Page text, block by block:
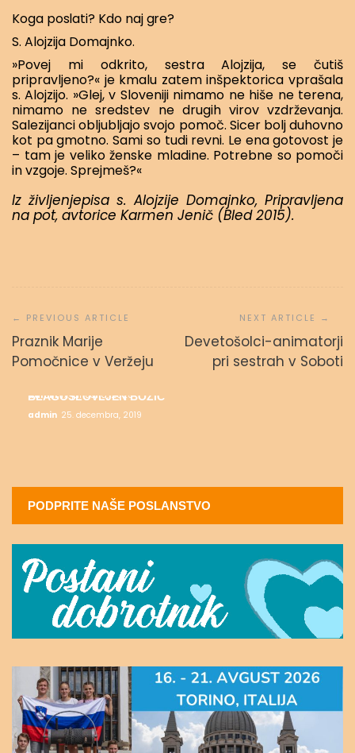
Koga poslati? Kdo naj gre?
S. Alojzija Domajnko.
»Povej mi odkrito, sestra Alojzija, se čutiš
pripravljeno?« je kmalu zatem inšpektorica vprašala
s. Alojzijo. »Glej, v Sloveniji nimamo ne hiše ne terena,
nimamo ne sredstev ne drugih virov vzdrževanja.
Salezijanci obljubljajo svojo pomoč. Sicer bolj duhovno
kot pa gmotno. Sami so tudi revni. Le ena gotovost je
– tam je veliko ženske mladine. Potrebne so pomoči
in vzgoje. Sprejmeš?«
Iz življenjepisa s. Alojzije Domajnko, Pripravljena
na pot, avtorice Karmen Jenič (Bled 2015).
prispevka
Praznik Marije
Pomočnice v Veržeju
Devetošolci-animatorji
pri sestrah v Soboti
ALI SE DARUJEM?
admin 17. januarja, 2020
BLAGOSLOVLJEN BOŽIČ
admin 25. decembra, 2019
PODPRITE NAŠE POSLANSTVO